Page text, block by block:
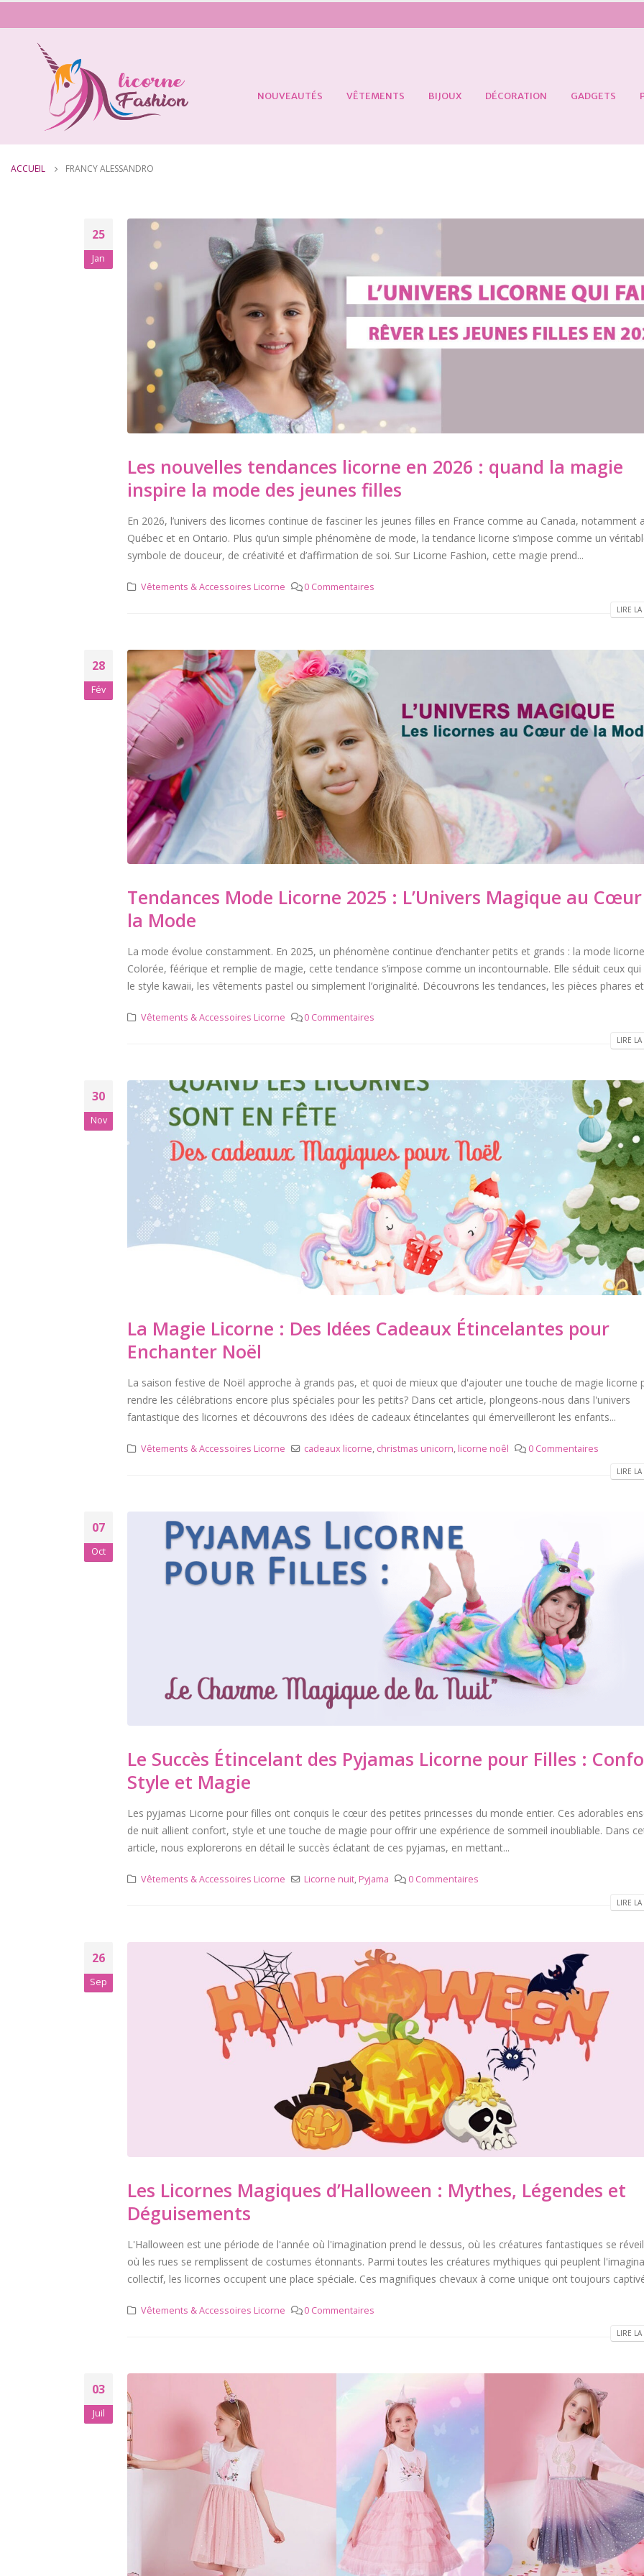
NOUVEAUTÉS VÊTEMENTS BIJOUX DÉCORATION GADGETS
ACCUEIL FRANCY ALESSANDRO
25
Jan
Les nouvelles tendances licorne en 2026 : quand la magie
inspire la mode des jeunes filles
En 2026, l’univers des licornes continue de fasciner les jeunes filles en France comme au Canada, notamment
Québec et en Ontario. Plus qu’un simple phénomène de mode, la tendance licorne s’impose comme un
symbole de douceur, de créativité et d’affirmation de soi. Sur Licorne Fashion, cette magie prend...
Vêtements & Accessoires Licorne 0 Commentaires
LIRE
28
Fév
Tendances Mode Licorne 2025 : L’Univers Magique au
la Mode
La mode évolue constamment. En 2025, un phénomène continue d’enchanter petits et grands : la mode
Colorée, féérique et remplie de magie, cette tendance s’impose comme un incontournable. Elle séduit ceux
le style kawaii, les vêtements pastel ou simplement l’originalité. Découvrons les tendances, les pièces phares
Vêtements & Accessoires Licorne 0 Commentaires
LIRE
30
Nov
La Magie Licorne : Des Idées Cadeaux Étincelantes pour
Enchanter Noël
La saison festive de Noël approche à grands pas, et quoi de mieux que d'ajouter une touche de magie licorne
rendre les célébrations encore plus spéciales pour les petits? Dans cet article, plongeons-nous dans l'univers
fantastique des licornes et découvrons des idées de cadeaux étincelantes qui émerveilleront les enfants...
Vêtements & Accessoires Licorne cadeaux licorne, christmas unicorn, licorne noêl 0 Commentaires
LIRE
07
Oct
Le Succès Étincelant des Pyjamas Licorne pour Filles :
Style et Magie
Les pyjamas Licorne pour filles ont conquis le cœur des petites princesses du monde entier. Ces adorables
de nuit allient confort, style et une touche de magie pour offrir une expérience de sommeil inoubliable. Dans
article, nous explorerons en détail le succès éclatant de ces pyjamas, en mettant...
Vêtements & Accessoires Licorne Licorne nuit, Pyjama 0 Commentaires
LIRE
26
Sep
Les Licornes Magiques d’Halloween : Mythes, Légendes et
Déguisements
L'Halloween est une période de l'année où l'imagination prend le dessus, où les créatures fantastiques se
où les rues se remplissent de costumes étonnants. Parmi toutes les créatures mythiques qui peuplent
collectif, les licornes occupent une place spéciale. Ces magnifiques chevaux à corne unique ont toujours
Vêtements & Accessoires Licorne 0 Commentaires
LIRE
03
Juil